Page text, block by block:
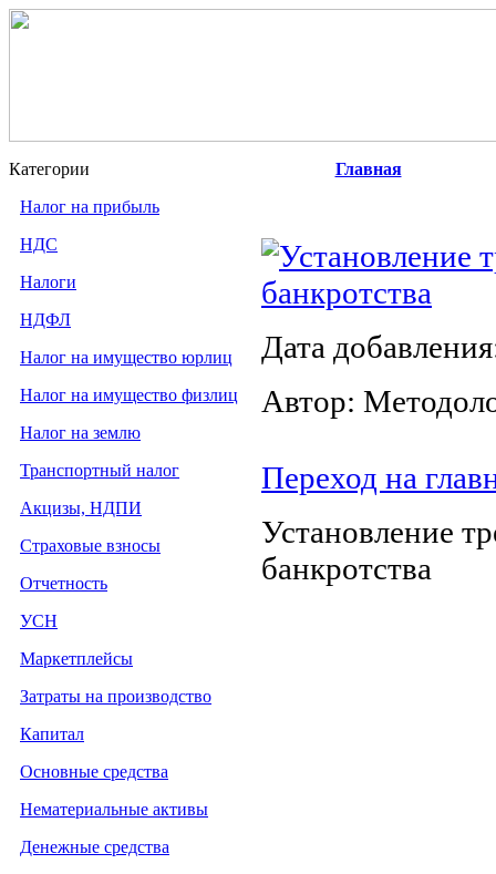
Категории
Налог на прибыль
НДС
Налоги
НДФЛ
Налог на имущество юрлиц
Налог на имущество физлиц
Налог на землю
Транспортный налог
Акцизы, НДПИ
Страховые взносы
Отчетность
УСН
Маркетплейсы
Затраты на производство
Капитал
Основные средства
Нематериальные активы
Денежные средства
Главная
Установление
банкротства
Дата
Автор:
Переход на
Установление
банкротства